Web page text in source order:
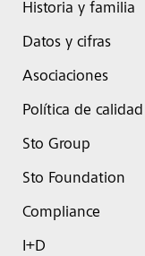
Historia y familia
Datos y cifras
Asociaciones
Política de calidad
Sto Group
Sto Foundation
Compliance
I+D